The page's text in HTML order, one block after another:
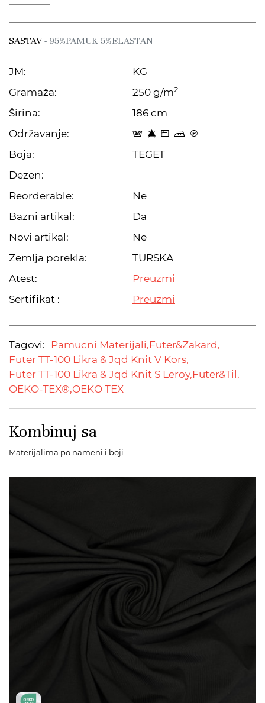
SASTAV- 95%PAMUK 5%ELASTAN
JM:
KG
Gramaža:
250 g/m2
Širina:
186 cm
Održavanje:
t 8 Z p C
Boja:
TEGET
Dezen:
Reorderable:
Ne
Bazni artikal:
Da
Novi artikal:
Ne
Zemlja porekla:
TURSKA
Atest:
Preuzmi
Sertifikat :
Preuzmi
Tagovi: Pamucni Materijali,Futer&Zakard,
Futer TT-100 Likra & Jqd Knit V Kors,
Futer TT-100 Likra & Jqd Knit S Leroy,Futer&Til,
OEKO-TEX®,OEKO TEX
Kombinuj sa
Materijalima po nameni i boji